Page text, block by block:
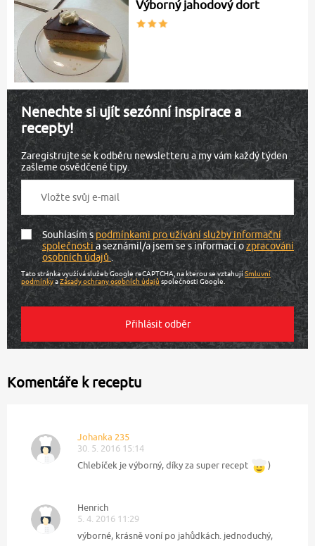
Výborný jahodový dort
Nenechte si ujít sezónní inspirace a
recepty!
Zaregistrujte se k odběru newsletteru a my vám každý týden
zašleme osvědčené tipy.
Souhlasím spodmínkami pro užívání služby informační
společnostia seznámil/a jsem se s informací ozpracování
osobních údajů.
Tato stránka využívá služeb Google reCAPTCHA, na kterou se vztahujíSmluvní
podmínkyaZásady ochrany osobních údajů společnosti Google.
Komentáře k receptu
Johanka 235
30. 5. 2016 15:14
Chlebíček je výborný, díky za super recept
)
Henrich
5. 4. 2016 11:29
výborné, krásně voní po jahůdkách. jednoduchý,